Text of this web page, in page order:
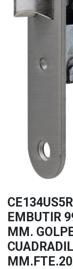
EMBUTIR
MM.